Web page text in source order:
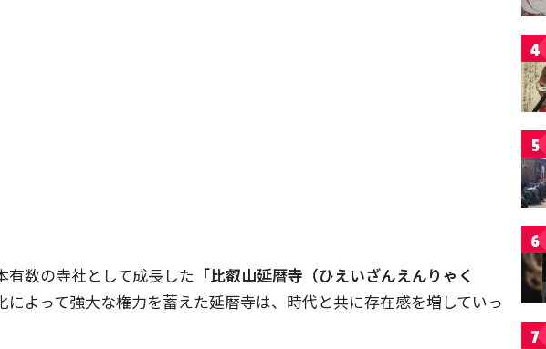
有数の寺社として成長した 「比叡山延暦寺（ひえいざんえんりゃく
によって強大な権力を蓄えた延暦寺は、時代と共に存在感を増していっ
4
5
6
7